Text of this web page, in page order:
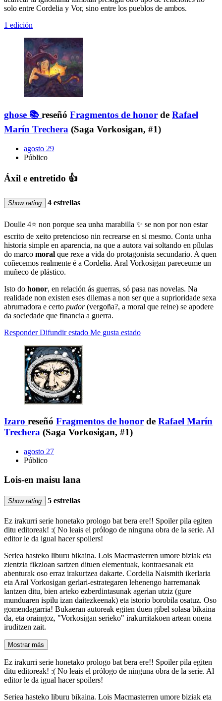
solo entre Cordelia y Vor, sino entre los pueblos de ambos.
1 edición
ghose 📚 reseñó Fragmentos de honor de Rafael
Marín Trechera (Saga Vorkosigan, #1)
agosto 29
Público
Áxil e entretido 👍
Show rating 4 estrellas
Doulle 4⭐ non porque sea unha marabilla ✨ se non por non estar
escrito de xeito pretencioso nin recrearse en si mesmo. Conta unha
historia simple en aparencia, na que a autora vai soltando en pílulas
do marco moral que rexe a vida do protagonista secundario. A quen
coñecemos realmente é a Cordelia. Aral Vorkosigan pareceume un
muñeco de plástico.
Isto do honor, en relación ás guerras, só pasa nas novelas. Na
realidade non existen eses dilemas a non ser que a suprioridade sexa
abrumadora e certo pudor(vergoña?, a moral que reine) se apodere
da sociedade que financia a guerra.
Responder Difundir estado Me gusta estado
Izaro reseñó Fragmentos de honor de Rafael Marín
Trechera (Saga Vorkosigan, #1)
agosto 27
Público
Lois-en maisu lana
Show rating 5 estrellas
Ez irakurri serie honetako prologo bat bera ere!! Spoiler pila egiten
ditu editoreak! :( No leais el prólogo de ninguna obra de la serie. Al
editor le da igual hacer spoilers!
Seriea hasteko liburu bikaina. Lois Macmasterren umore biziak eta
zientzia fikzioan sartzen dituen elementuak, kontraesanak eta
abenturak oso erraz irakurtzea dakarte. Cordelia Naismith ikerlaria
eta Aral Vorkosigan gerlari-estrategaren lehenengo harremanak
lantzen ditu, bien arteko ezberdintasunak agerian utziz (gure
munduaren ispilu izan daitezkeenak) eta istorio borobila osatuz. Oso
gomendagarria! Bukaeran autoreak egiten duen gibel solasa bikaina
da, eta oraingoz, "Vorkosigan serieko" irakurritakoen artean onena
iruditzen zait.
Mostrar más
Ez irakurri serie honetako prologo bat bera ere!! Spoiler pila egiten
ditu editoreak! :( No leais el prólogo de ninguna obra de la serie. Al
editor le da igual hacer spoilers!
Seriea hasteko liburu bikaina. Lois Macmasterren umore biziak eta